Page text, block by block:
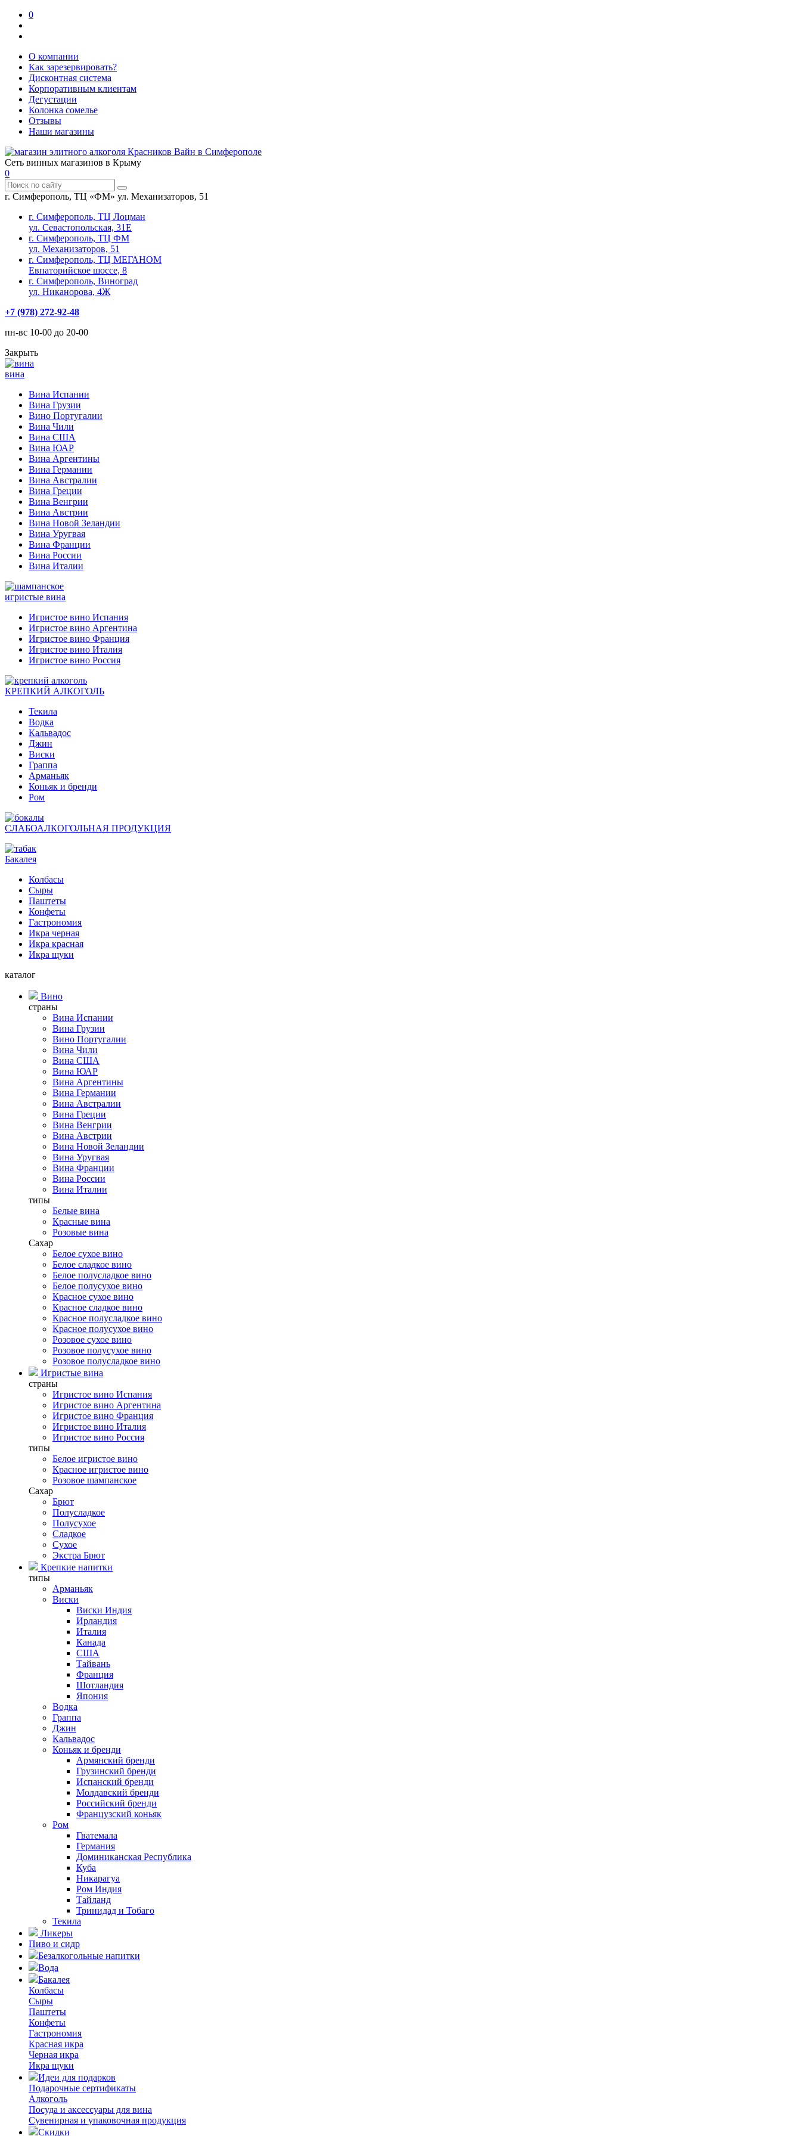
0
О компании
Как зарезервировать?
Дисконтная система
Корпоративным клиентам
Дегустации
Колонка сомелье
Отзывы
Наши магазины
Сеть винных магазинов в Крыму
0
г. Симферополь, ТЦ «ФМ» ул. Механизаторов, 51
г. Симферополь, ТЦ Лоцман
ул. Севастопольская, 31Е
г. Симферополь, ТЦ ФМ
ул. Механизаторов, 51
г. Симферополь, ТЦ МЕГАНОМ
Евпаторийское шоссе, 8
г. Симферополь, Виноград
ул. Никанорова, 4Ж
+7 (978) 272-92-48
пн-вс 10-00 до 20-00
Закрыть
вина
Вина Испании
Вина Грузии
Вино Португалии
Вина Чили
Вина США
Вина ЮАР
Вина Аргентины
Вина Германии
Вина Австралии
Вина Греции
Вина Венгрии
Вина Австрии
Вина Новой Зеландии
Вина Уругвая
Вина Франции
Вина России
Вина Италии
игристые вина
Игристое вино Испания
Игристое вино Аргентина
Игристое вино Франция
Игристое вино Италия
Игристое вино Россия
КРЕПКИЙ АЛКОГОЛЬ
Текила
Водка
Кальвадос
Джин
Виски
Граппа
Арманьяк
Коньяк и бренди
Ром
СЛАБОАЛКОГОЛЬНАЯ ПРОДУКЦИЯ
Бакалея
Колбасы
Сыры
Паштеты
Конфеты
Гастрономия
Икра черная
Икра красная
Икра щуки
каталог
Вино
страны
Вина Испании
Вина Грузии
Вино Португалии
Вина Чили
Вина США
Вина ЮАР
Вина Аргентины
Вина Германии
Вина Австралии
Вина Греции
Вина Венгрии
Вина Австрии
Вина Новой Зеландии
Вина Уругвая
Вина Франции
Вина России
Вина Италии
типы
Белые вина
Красные вина
Розовые вина
Сахар
Белое сухое вино
Белое сладкое вино
Белое полусладкое вино
Белое полусухое вино
Красное сухое вино
Красное сладкое вино
Красное полусладкое вино
Красное полусухое вино
Розовое сухое вино
Розовое полусухое вино
Розовое полусладкое вино
Игристые вина
страны
Игристое вино Испания
Игристое вино Аргентина
Игристое вино Франция
Игристое вино Италия
Игристое вино Россия
типы
Белое игристое вино
Красное игристое вино
Розовое шампанское
Сахар
Брют
Полусладкое
Полусухое
Сладкое
Сухое
Экстра Брют
Крепкие напитки
типы
Арманьяк
Виски
Виски Индия
Ирландия
Италия
Канада
США
Тайвань
Франция
Шотландия
Япония
Водка
Граппа
Джин
Кальвадос
Коньяк и бренди
Армянский бренди
Грузинский бренди
Испанский бренди
Молдавский бренди
Российский бренди
Французский коньяк
Ром
Гватемала
Германия
Доминиканская Республика
Куба
Никарагуа
Ром Индия
Тайланд
Тринидад и Тобаго
Текила
Ликеры
Пиво и сидр
Безалкогольные напитки
Вода
Бакалея
Колбасы
Сыры
Паштеты
Конфеты
Гастрономия
Красная икра
Черная икра
Икра щуки
Идеи для подарков
Подарочные сертификаты
Алкоголь
Посуда и аксессуары для вина
Сувенирная и упаковочная продукция
Скидки